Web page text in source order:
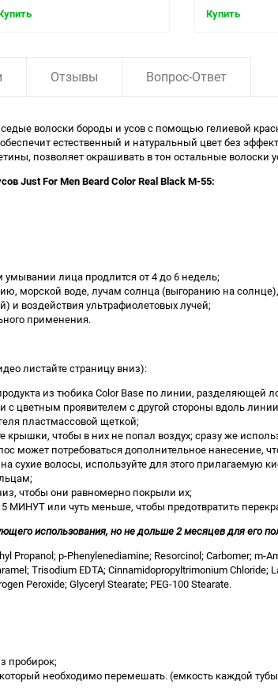
Купить
Отзывы Вопрос-Ответ
волоски бороды и усов с помощью гелиевой
естественный и натуральный цвет без
позволяет окрашивать в тон остальные
Just For Men Beard Color Real Black M-55:
лица продлится от 4 до 6 недель;
морской воде, лучам солнца (выгоранию на
и воздействия ультрафиолетовых лучей;
применения.
листайте страницу вниз):
из тюбика Color Base по линии, разделяющей
с цветным проявителем с другой стороны вдоль
пластмассовой щеткой;
крышки, чтобы в них не попал воздух; сразу же
может потребоваться дополнительное нанесение,
сухие волосы, используйте для этого прилагаемую
чтобы они равномерно покрыли их;
МИНУТ или чуть меньше, чтобы предотвратить
использования, но не дольше 2 месяцев для его
Propanol; p-Phenylenediamine; Resorcinol; Carbomer;
Trisodium EDTA; Cinnamidopropyltrimonium
Peroxide; Glyceryl Stearate; PEG-100 Stearate.
пробирок;
необходимо перемешать. (емкость каждой тубы